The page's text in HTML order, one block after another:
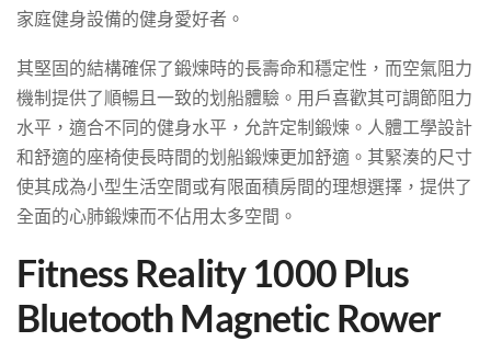
家庭健身設備的健身愛好者。
其堅固的結構確保了鍛煉時的長壽命和穩定性，而空氣阻力
機制提供了順暢且一致的划船體驗。用戶喜歡其可調節阻力
水平，適合不同的健身水平，允許定制鍛煉。人體工學設計
和舒適的座椅使長時間的划船鍛煉更加舒適。其緊湊的尺寸
使其成為小型生活空間或有限面積房間的理想選擇，提供了
全面的心肺鍛煉而不佔用太多空間。
Fitness Reality 1000 Plus
Bluetooth Magnetic Rower